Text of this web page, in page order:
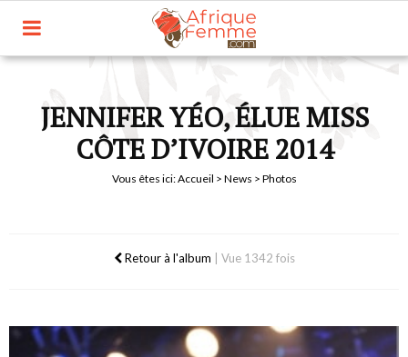
JENNIFER YÉO, ÉLUE MISS
CÔTE D’IVOIRE 2014
Vous êtes ici:Accueil > News > Photos
Retour à l'album Vue 1342 fois